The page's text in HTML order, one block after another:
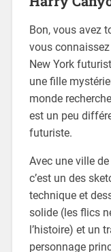
Bon, vous avez
vous
New York
une fille
monde
est un peu
futuriste.
Avec une ville
c’est un des
technique et
solide (les flics
l’histoire) et un
personnage